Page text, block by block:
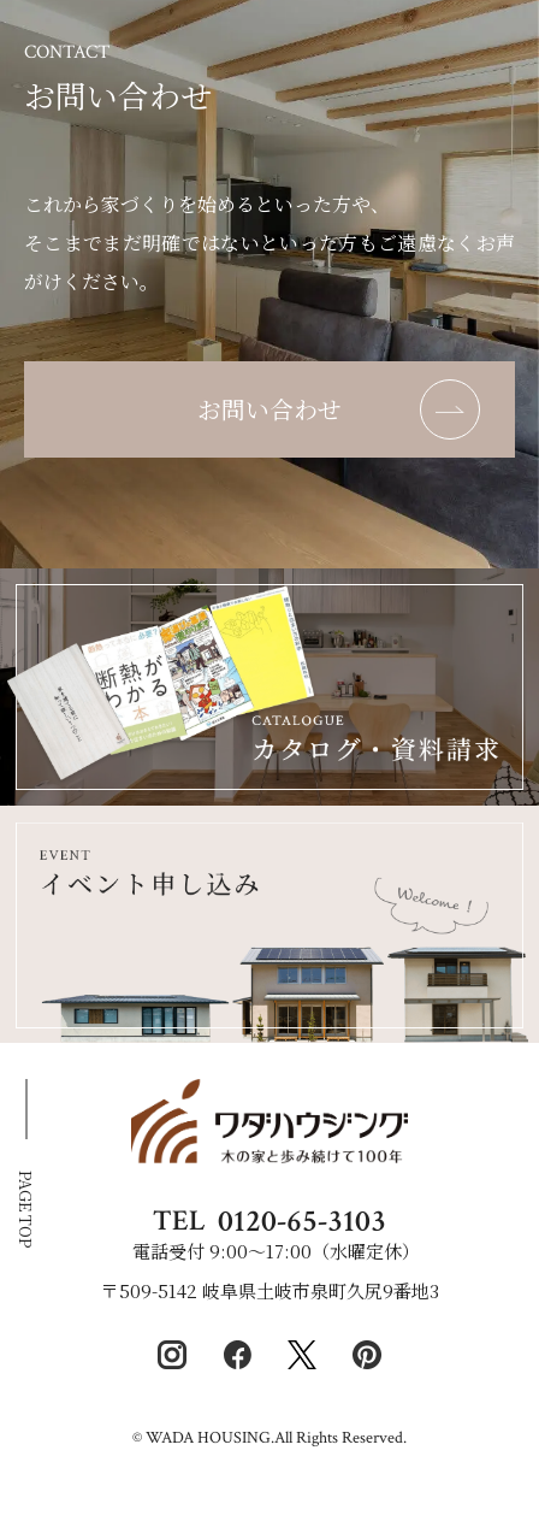
CONTACT
お問い合わせ
これから家づくりを始めるといった方や、
そこまでまだ明確ではないといった方もご遠慮なくお声
がけください。
お問い合わせ
TEL 0120-65-3103
電話受付 9:00〜17:00（水曜定休）
〒509-5142 岐阜県土岐市泉町久尻9番地3
© WADA HOUSING.All Rights Reserved.
PAGE TOP